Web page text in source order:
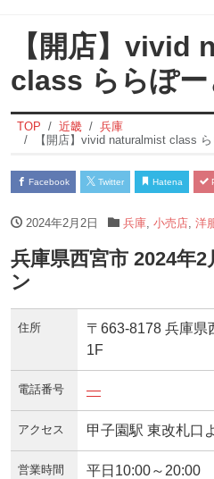
【開店】vivid
class ららぽー
TOP 近畿
兵庫
【開店】vivid naturalmist class
Facebook Twitter Hatena
2024年2月2日 兵庫, 小売店, 洋
兵庫県西宮市 2024年
ン
住所
〒663-8178 兵庫県
1F
電話番号 —
アクセス 甲子園駅 東改札口
営業時間
平日10:00～20:00